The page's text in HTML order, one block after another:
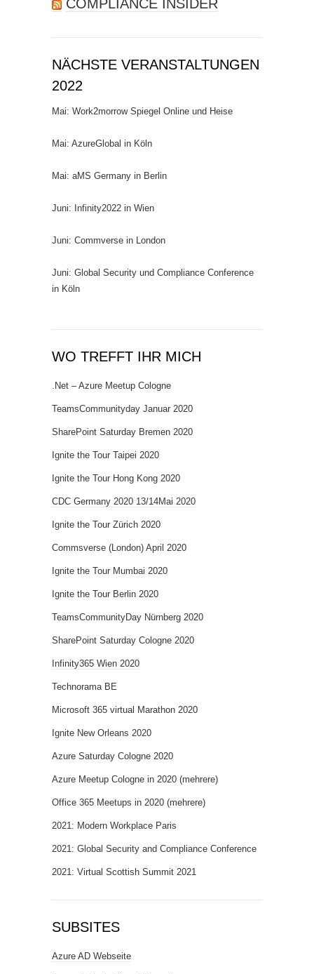
COMPLIANCE INSIDER
NÄCHSTE VERANSTALTUNGEN
2022
Mai: Work2morrow Spiegel Online und Heise
Mai: AzureGlobal in Köln
Mai: aMS Germany in Berlin
Juni: Infinity2022 in Wien
Juni: Commverse in London
Juni: Global Security und Compliance Conference
in Köln
WO TREFFT IHR MICH
.Net – Azure Meetup Cologne
TeamsCommunityday Januar 2020
SharePoint Saturday Bremen 2020
Ignite the Tour Taipei 2020
Ignite the Tour Hong Kong 2020
CDC Germany 2020 13/14Mai 2020
Ignite the Tour Zürich 2020
Commsverse (London) April 2020
Ignite the Tour Mumbai 2020
Ignite the Tour Berlin 2020
TeamsCommunityDay Nürnberg 2020
SharePoint Saturday Cologne 2020
Infinity365 Wien 2020
Technorama BE
Microsoft 365 virtual Marathon 2020
Ignite New Orleans 2020
Azure Saturday Cologne 2020
Azure Meetup Cologne in 2020 (mehrere)
Office 365 Meetups in 2020 (mehrere)
2021: Modern Workplace Paris
2021: Global Security and Compliance Conference
2021: Virtual Scottish Summit 2021
SUBSITES
Azure AD Webseite